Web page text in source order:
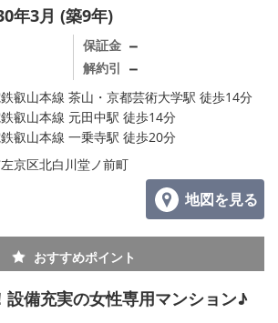
せ
年3月 (築9年)
保証金 －
解約引 －
叡山本線 茶山・京都芸術大学駅 徒歩14分
叡山本線 元田中駅 徒歩14分
叡山本線 一乗寺駅 徒歩20分
京区北白川堂ノ前町
地図を見る
おすすめポイント
設備充実の女性専用マンション♪